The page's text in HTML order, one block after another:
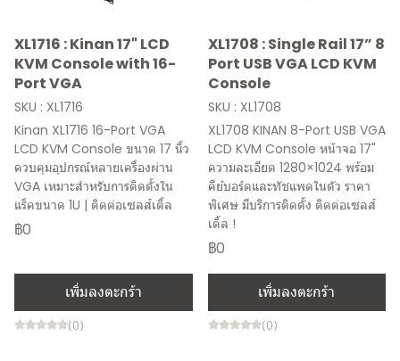
XL1716 : Kinan 17" LCD
KVM Console with 16-
Port VGA
SKU : XL1716
Kinan XL1716 16-Port VGA
LCD KVM Console ขนาด 17 นิ้ว
ควบคุมอุปกรณ์หลายเครื่องผ่าน
VGA เหมาะสำหรับการติดตั้งใน
แร็คขนาด 1U | ติดต่อเซลส์เติ้ล
฿0
เพิ่มลงตะกร้า
(0)
XL1708 : Single Rail 17” 8
Port USB VGA LCD KVM
Console
SKU : XL1708
XL1708 KINAN 8-Port USB VGA
LCD KVM Console หน้าจอ 17"
ความละเอียด 1280×1024 พร้อม
คีย์บอร์ดและทัชแพดในตัว ราคา
พิเศษ มีบริการติดตั้ง ติดต่อเซลส์
เติ้ล !
฿0
เพิ่มลงตะกร้า
(0)